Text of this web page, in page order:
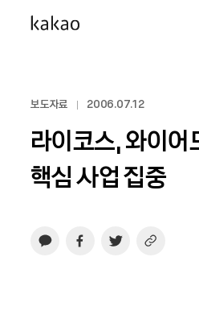
보도자료 2006.07.12
라이코스, 와이어
핵심 사업 집중